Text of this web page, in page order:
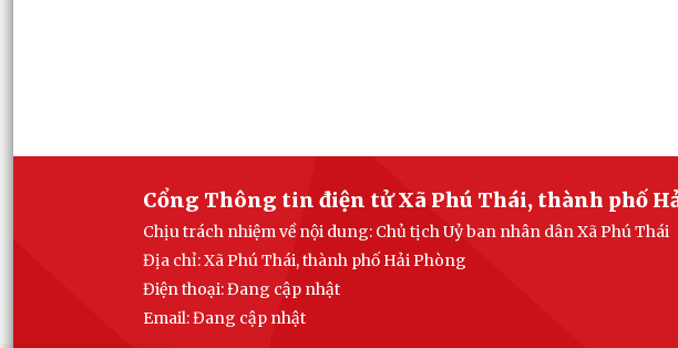
Cổng Thông tin điện tử Xã Phú Thái, thành phố
Chịu trách nhiệm về nội dung: Chủ tịch Uỷ ban nhân dân Xã Phú Thái
Địa chỉ: Xã Phú Thái, thành phố Hải Phòng
Điện thoại: Đang cập nhật
Email:Đang cập nhật